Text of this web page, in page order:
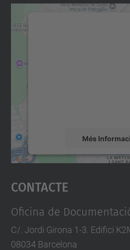
Més
Accepta
powered by
Contacte
Oficina de
C/. Jordi Girona 1-3. Edifici
08034 Barcelona